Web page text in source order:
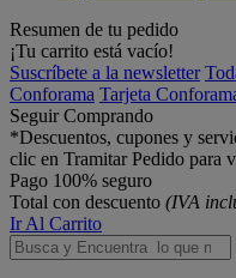
Resumen de tu pedido
¡Tu carrito está vacío!
Suscríbete a la newsletter
Conforama Tarjeta
Seguir Comprando
*Descuentos, cupones y
clic en Tramitar Pedido para
Pago 100% seguro
Total con descuento (IVA
Ir Al Carrito